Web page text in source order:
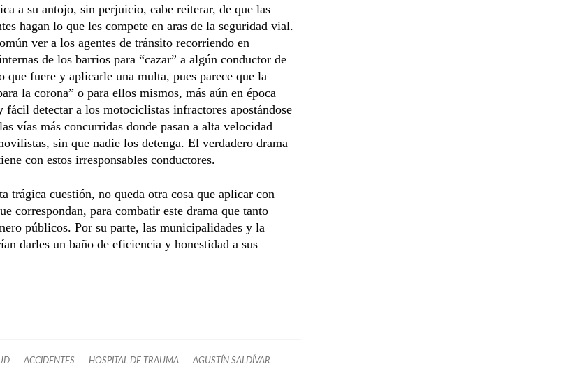
a su antojo, sin perjuicio, cabe reiterar, de que las
hagan lo que les compete en aras de la seguridad vial.
ver a los agentes de tránsito recorriendo en
de los barrios para “cazar” a algún conductor de
fuere y aplicarle una multa, pues parece que la
la corona” o para ellos mismos, más aún en época
fácil detectar a los motociclistas infractores apostándose
vías más concurridas donde pasan a alta velocidad
sin que nadie los detenga. El verdadero drama
con estos irresponsables conductores.
trágica cuestión, no queda otra cosa que aplicar con
correspondan, para combatir este drama que tanto
públicos. Por su parte, las municipalidades y la
darles un baño de eficiencia y honestidad a sus
ACCIDENTES HOSPITAL DE TRAUMA AGUSTÍN SALDÍVAR